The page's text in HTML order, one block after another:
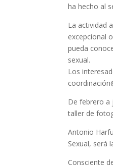
ha hecho al
La actividad
excepcional
pueda
sexual.
Los
De febrero a
taller de
Antonio
Sexual, será
Consciente